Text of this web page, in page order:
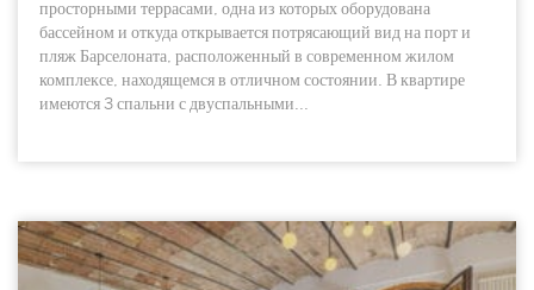
просторными террасами, одна из которых оборудована
бассейном и откуда открывается потрясающий вид на порт и
пляж Барселоната, расположенный в современном жилом
комплексе, находящемся в отличном состоянии. В квартире
имеются 3 спальни с двуспальными...